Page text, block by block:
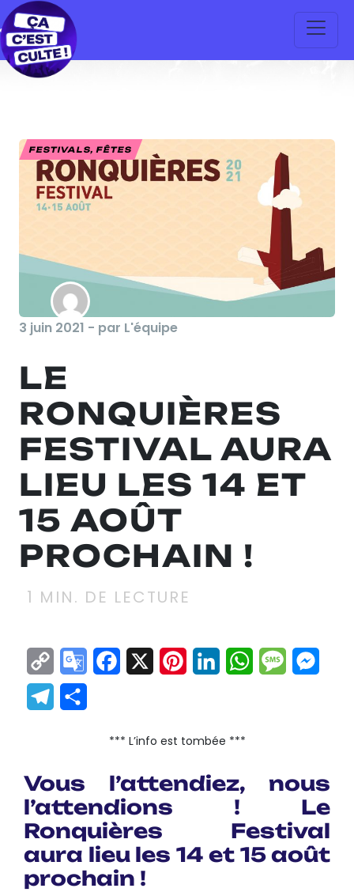
FESTIVALS, FÊTES
3 juin 2021 - par L'équipe
LE
RONQUIÈRES
FESTIVAL AURA
LIEU LES 14 ET
15 AOÛT
PROCHAIN !
1 MIN. DE LECTURE
Copy
Link
GoogleFacebook
X Pinterest
LinkedInWhatsApp
Telegram
*** L’info est tombée ***
Vous l’attendiez, nous
l’attendions ! Le
Ronquières Festival
aura lieu les 14 et 15 août
prochain !